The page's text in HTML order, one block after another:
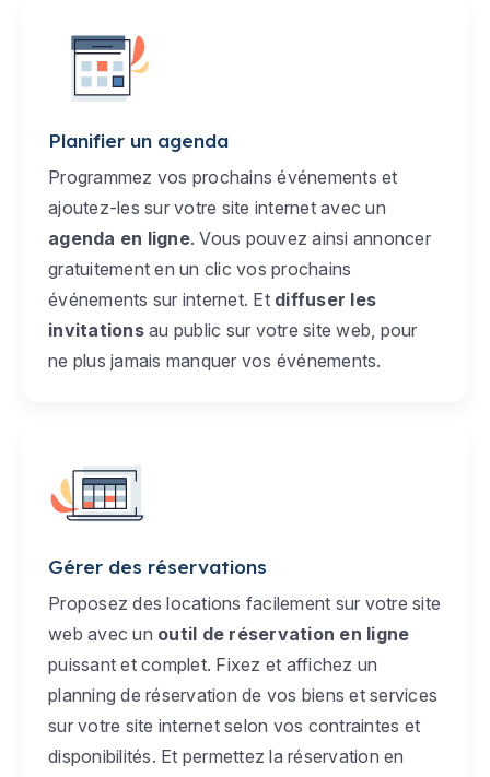
Planifier un agenda
Programmez vos prochains événements et
ajoutez-les sur votre site internet avec un
agenda en ligne. Vous pouvez ainsi annoncer
gratuitement en un clic vos prochains
événements sur internet. Et diffuser les
invitationsau public sur votre site web, pour
ne plus jamais manquer vos événements.
Gérer des réservations
Proposez des locations facilement sur votre site
web avec un outil de réservation en ligne
puissant et complet. Fixez et affichez un
planning de réservation de vos biens et services
sur votre site internet selon vos contraintes et
disponibilités. Et permettez la réservation en